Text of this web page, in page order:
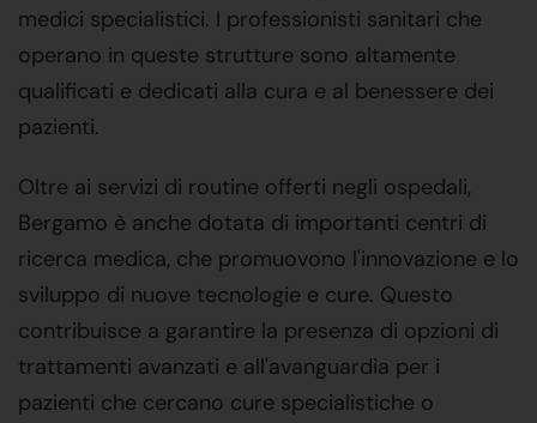
medici specialistici. I professionisti sanitari che
operano in queste strutture sono altamente
qualificati e dedicati alla cura e al benessere dei
pazienti.
Oltre ai servizi di routine offerti negli ospedali,
Bergamo è anche dotata di importanti centri di
ricerca medica, che promuovono l'innovazione e lo
sviluppo di nuove tecnologie e cure. Questo
contribuisce a garantire la presenza di opzioni di
trattamenti avanzati e all'avanguardia per i
pazienti che cercano cure specialistiche o